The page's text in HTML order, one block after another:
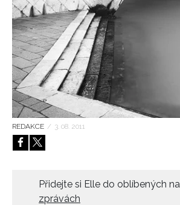
HOME
REDAKCE / 3. 08. 2011
Přidejte si Elle do oblíbených na
zprávách